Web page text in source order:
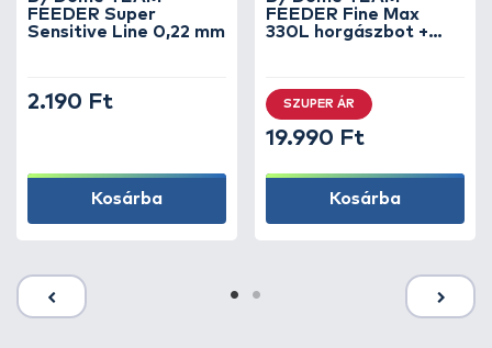
FEEDER Super
Sensitive Line 0,22 mm
2.190 Ft
Kosárba
FEEDER Fine Max
330L horgászbot +
SZUPER ÁR
19.990 Ft
Kosárba